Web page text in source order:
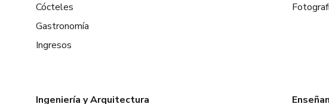
Cócteles
Gastronomía
Ingresos
Ingeniería y Arquitectura